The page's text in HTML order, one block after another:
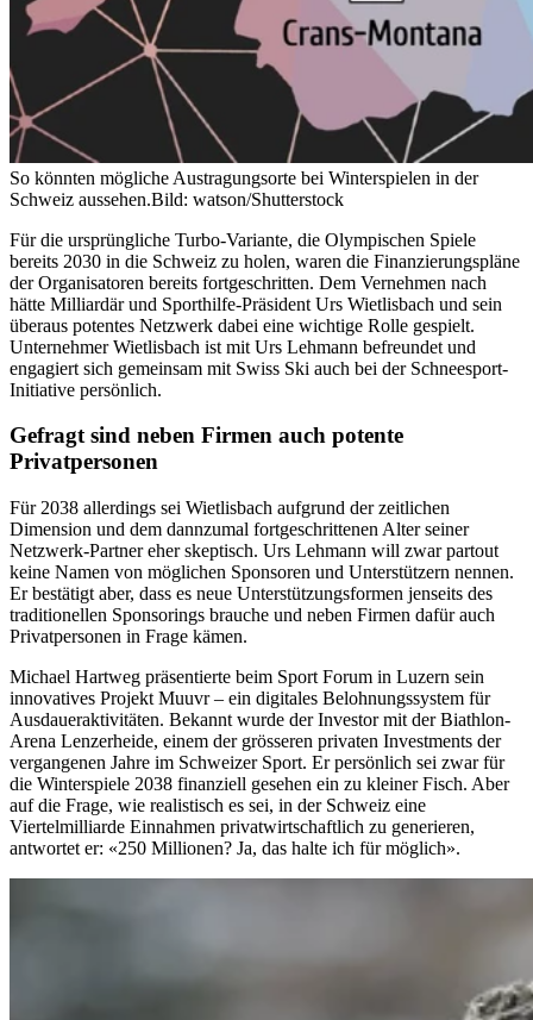
So könnten mögliche Austragungsorte bei Winterspielen in der
Schweiz aussehen.Bild: watson/Shutterstock
Für die ursprüngliche Turbo-Variante, die Olympischen Spiele
bereits 2030 in die Schweiz zu holen, waren die Finanzierungspläne
der Organisatoren bereits fortgeschritten. Dem Vernehmen nach
hätte Milliardär und Sporthilfe-Präsident Urs Wietlisbach und sein
überaus potentes Netzwerk dabei eine wichtige Rolle gespielt.
Unternehmer Wietlisbach ist mit Urs Lehmann befreundet und
engagiert sich gemeinsam mit Swiss Ski auch bei der Schneesport-
Initiative persönlich.
Gefragt sind neben Firmen auch potente
Privatpersonen
Für 2038 allerdings sei Wietlisbach aufgrund der zeitlichen
Dimension und dem dannzumal fortgeschrittenen Alter seiner
Netzwerk-Partner eher skeptisch. Urs Lehmann will zwar partout
keine Namen von möglichen Sponsoren und Unterstützern nennen.
Er bestätigt aber, dass es neue Unterstützungsformen jenseits des
traditionellen Sponsorings brauche und neben Firmen dafür auch
Privatpersonen in Frage kämen.
Michael Hartweg präsentierte beim Sport Forum in Luzern sein
innovatives Projekt Muuvr – ein digitales Belohnungssystem für
Ausdaueraktivitäten. Bekannt wurde der Investor mit der Biathlon-
Arena Lenzerheide, einem der grösseren privaten Investments der
vergangenen Jahre im Schweizer Sport. Er persönlich sei zwar für
die Winterspiele 2038 finanziell gesehen ein zu kleiner Fisch. Aber
auf die Frage, wie realistisch es sei, in der Schweiz eine
Viertelmilliarde Einnahmen privatwirtschaftlich zu generieren,
antwortet er: «250 Millionen? Ja, das halte ich für möglich».